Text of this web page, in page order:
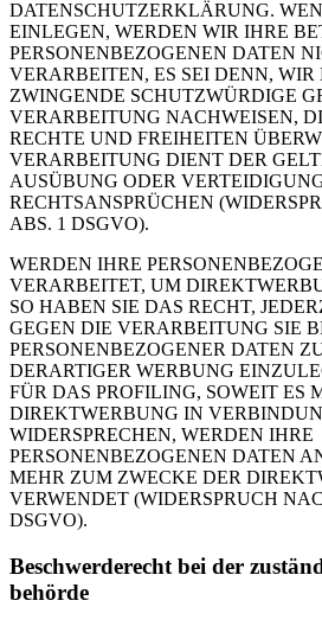
DATENSCHUTZERKLÄRUNG.
EINLEGEN, WERDEN WIR IHRE
PERSONENBEZOGENEN DATEN
VERARBEITEN, ES SEI DENN, WIR
ZWINGENDE SCHUTZWÜRDIGE
VERARBEITUNG NACHWEISEN,
RECHTE UND FREIHEITEN
VERARBEITUNG DIENT DER
AUSÜBUNG ODER
RECHTSANSPRÜCHEN
ABS. 1 DSGVO).
WERDEN IHRE
VERARBEITET, UM
SO HABEN SIE DAS RECHT,
GEGEN DIE VERARBEITUNG SIE
PERSONENBEZOGENER DATEN
DERARTIGER WERBUNG
FÜR DAS PROFILING, SOWEIT ES
DIREKTWERBUNG IN
WIDERSPRECHEN, WERDEN IHRE
PERSONENBEZOGENEN DATEN
MEHR ZUM ZWECKE DER
VERWENDET (WIDERSPRUCH
DSGVO).
Beschwerde­recht bei der
behörde